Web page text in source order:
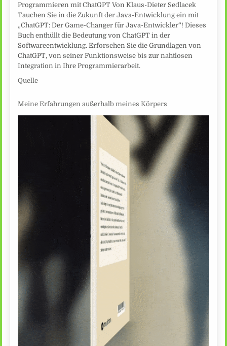
Programmieren mit ChatGPT Von Klaus-Dieter Sedlacek
Tauchen Sie in die Zukunft der Java-Entwicklung ein mit
„ChatGPT: Der Game-Changer für Java-Entwickler“! Dieses
Buch enthüllt die Bedeutung von ChatGPT in der
Softwareentwicklung. Erforschen Sie die Grundlagen von
ChatGPT, von seiner Funktionsweise bis zur nahtlosen
Integration in Ihre Programmierarbeit.
Quelle
Meine Erfahrungen außerhalb meines Körpers